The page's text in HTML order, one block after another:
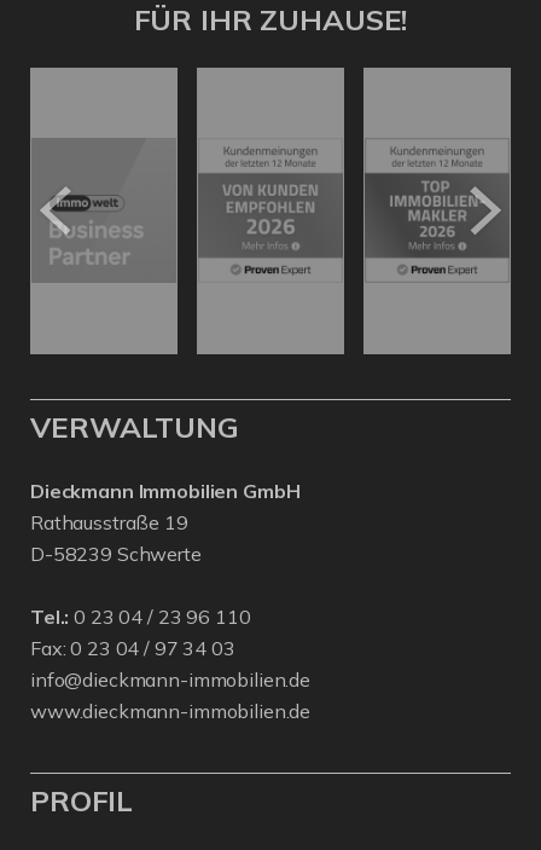
FÜR IHR ZUHAUSE!
VERWALTUNG
Dieckmann Immobilien GmbH
Rathausstraße 19
D-58239 Schwerte
Tel.: 0 23 04 / 23 96 110
Fax: 0 23 04 / 97 34 03
info@dieckmann-immobilien.de
www.dieckmann-immobilien.de
PROFIL